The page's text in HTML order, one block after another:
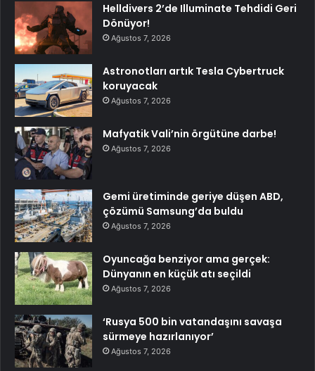
Helldivers 2’de Illuminate Tehdidi Geri
Dönüyor!
Ağustos 7, 2026
Astronotları artık Tesla Cybertruck
koruyacak
Ağustos 7, 2026
Mafyatik Vali’nin örgütüne darbe!
Ağustos 7, 2026
Gemi üretiminde geriye düşen ABD,
çözümü Samsung’da buldu
Ağustos 7, 2026
Oyuncağa benziyor ama gerçek:
Dünyanın en küçük atı seçildi
Ağustos 7, 2026
‘Rusya 500 bin vatandaşını savaşa
sürmeye hazırlanıyor’
Ağustos 7, 2026